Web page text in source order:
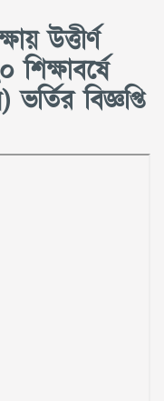
উত্তীর্ণ
বিজ্ঞপ্তি